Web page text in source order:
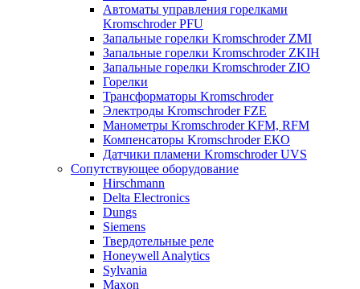
Автоматы управления горелками
Kromschroder PFU
Запальные горелки Kromschroder ZМI
Запальные горелки Kromschroder ZKIH
Запальные горелки Kromschroder ZIO
Горелки
Трансформаторы Kromschroder
Электроды Kromschroder FZE
Манометры Kromschroder KFM, RFM
Компенсаторы Kromschroder ЕКО
Датчики пламени Kromschroder UVS
Сопутствующее оборудование
Hirschmann
Delta Electronics
Dungs
Siemens
Твердотельные реле
Honeywell Analytics
Sylvania
Maxon